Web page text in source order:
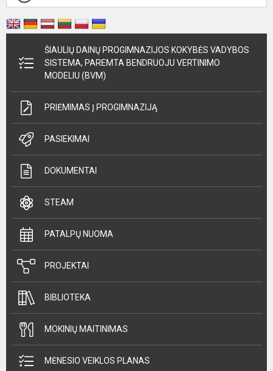
ŠIAULIŲ DAINŲ PROGIMNAZIJOS KOKYBĖS VADYBOS
SISTEMA, PAREMTA BENDRUOJU VERTINIMO
MODELIU (BVM)
PRIĖMIMAS Į PROGIMNAZIJĄ
PASIEKIMAI
DOKUMENTAI
STEAM
PATALPŲ NUOMA
PROJEKTAI
BIBLIOTEKA
MOKINIŲ MAITINIMAS
MĖNESIO VEIKLOS PLANAS